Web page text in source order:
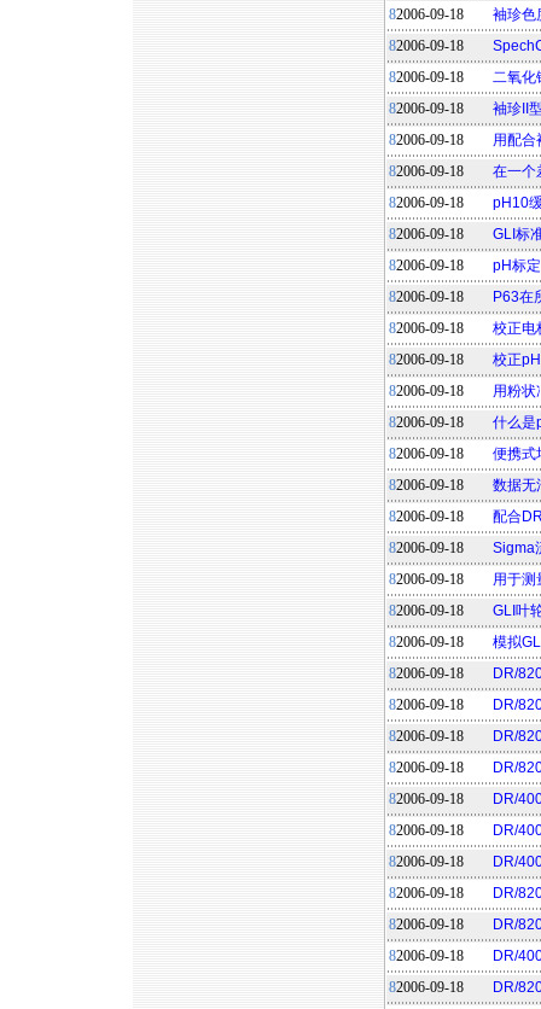
82006-09-18
袖珍色
82006-09-18
82006-09-18
二氧化
82006-09-18
袖珍II
82006-09-18
用配合
82006-09-18
在一个
82006-09-18
pH10
82006-09-18
GLI标
82006-09-18
pH标
82006-09-18
P63在
82006-09-18
校正电
82006-09-18
校正
82006-09-18
用粉状
82006-09-18
什么是
82006-09-18
便携式
82006-09-18
数据无
82006-09-18
配合
82006-09-18
Sigma
82006-09-18
用于测
82006-09-18
GLI叶
82006-09-18
模拟
82006-09-18
DR/
82006-09-18
DR/
82006-09-18
DR/
82006-09-18
DR/
82006-09-18
DR/
82006-09-18
DR/
82006-09-18
DR/
82006-09-18
DR/
82006-09-18
DR/
82006-09-18
DR/
82006-09-18
DR/